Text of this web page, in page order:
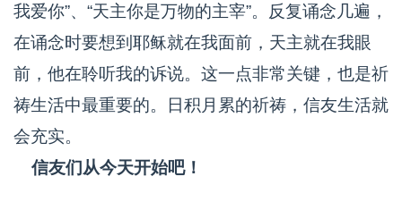
我爱你”、“天主你是万物的主宰”。反复诵念几遍，
在诵念时要想到耶稣就在我面前，天主就在我眼
前，他在聆听我的诉说。这一点非常关键，也是祈
祷生活中最重要的。日积月累的祈祷，信友生活就
会充实。
信友们从今天开始吧！